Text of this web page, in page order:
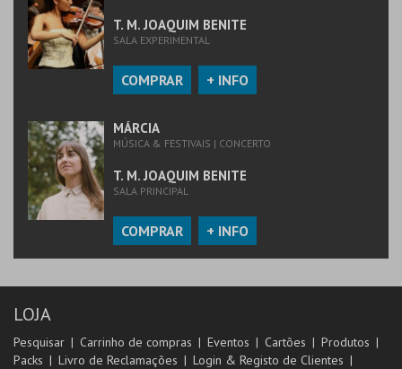
T. M. JOAQUIM BENITE
SALA EXPERIMENTAL
COMPRAR + INFO
MÁRCIA
MÚSICA & FESTIVAIS | CONCERTO
T. M. JOAQUIM BENITE
SALA PRINCIPAL
COMPRAR + INFO
LOJA
Pesquisar Carrinho de compras Eventos Cartões
Produtos
Packs
Livro de Reclamações
Login & Registo de Clientes